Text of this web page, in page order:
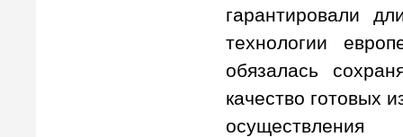
гарантировали
технологии
обязалась
качество готовых
осуществления